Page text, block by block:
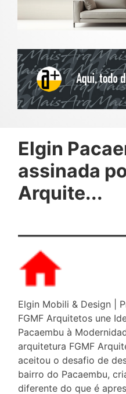
Elgin
assinada
Arquite...
Elgin Mobili & Design |
FGMF Arquitetos une
Pacaembu à
arquitetura FGMF
aceitou o desafio de
bairro do Pacaembu,
diferente do que é